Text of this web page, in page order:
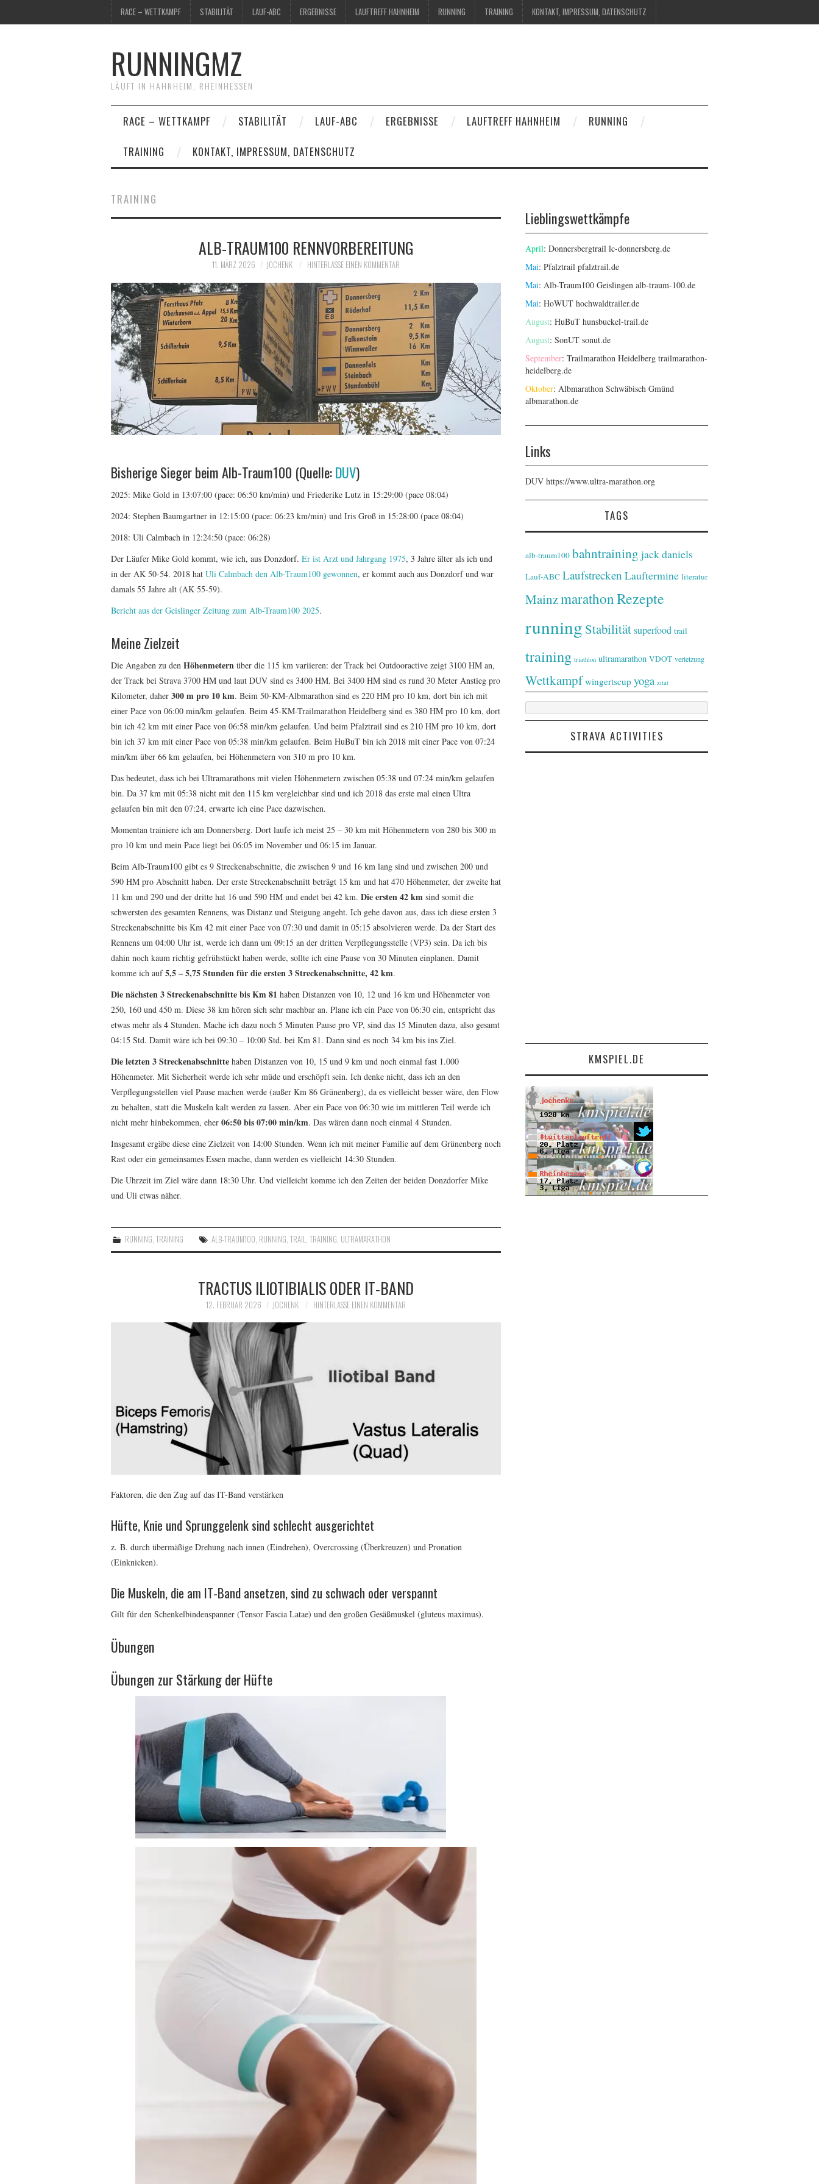
RACE – WETTKAMPF STABILITÄT LAUF-ABC ERGEBNISSE LAUFTREFF HAHNHEIM RUNNING TRAINING KONTAKT, IMPRESSUM, DATENSCHUTZ
RUNNINGMZ
LÄUFT IN HAHNHEIM, RHEINHESSEN
RACE – WETTKAMPF STABILITÄT LAUF-ABC ERGEBNISSE LAUFTREFF HAHNHEIM
RUNNING
TRAINING
KONTAKT, IMPRESSUM, DATENSCHUTZ
TRAINING
ALB-TRAUM100 RENNVORBEREITUNG
11. MÄRZ 2026 JOCHENK HINTERLASSE EINEN KOMMENTAR
Bisherige Sieger beim Alb-Traum100 (Quelle:DUV)
2025: Mike Gold in 13:07:00 (pace: 06:50 km/min) und Friederike Lutz in 15:29:00 (pace 08:04)
2024: Stephen Baumgartner in 12:15:00 (pace: 06:23 km/min) und Iris Groß in 15:28:00 (pace 08:04)
2018: Uli Calmbach in 12:24:50 (pace: 06:28)
Der Läufer Mike Gold kommt, wie ich, aus Donzdorf. Er ist Arzt und Jahrgang 1975, 3 Jahre älter als ich und
in der AK 50-54. 2018 hat Uli Calmbach den Alb-Traum100 gewonnen, er kommt auch aus Donzdorf und war
damals 55 Jahre alt (AK 55-59).
Bericht aus der Geislinger Zeitung zum Alb-Traum100 2025.
Meine Zielzeit
Die Angaben zu den Höhenmetern über die 115 km variieren: der Track bei Outdooractive zeigt 3100 HM an,
der Track bei Strava 3700 HM und laut DUV sind es 3400 HM. Bei 3400 HM sind es rund 30 Meter Anstieg pro
Kilometer, daher 300 m pro 10 km. Beim 50-KM-Albmarathon sind es 220 HM pro 10 km, dort bin ich mit
einer Pace von 06:00 min/km gelaufen. Beim 45-KM-Trailmarathon Heidelberg sind es 380 HM pro 10 km, dort
bin ich 42 km mit einer Pace von 06:58 min/km gelaufen. Und beim Pfalztrail sind es 210 HM pro 10 km, dort
bin ich 37 km mit einer Pace von 05:38 min/km gelaufen. Beim HuBuT bin ich 2018 mit einer Pace von 07:24
min/km über 66 km gelaufen, bei Höhenmetern von 310 m pro 10 km.
Das bedeutet, dass ich bei Ultramarathons mit vielen Höhenmetern zwischen 05:38 und 07:24 min/km gelaufen
bin. Da 37 km mit 05:38 nicht mit den 115 km vergleichbar sind und ich 2018 das erste mal einen Ultra
gelaufen bin mit den 07:24, erwarte ich eine Pace dazwischen.
Momentan trainiere ich am Donnersberg. Dort laufe ich meist 25 – 30 km mit Höhenmetern von 280 bis 300 m
pro 10 km und mein Pace liegt bei 06:05 im November und 06:15 im Januar.
Beim Alb-Traum100 gibt es 9 Streckenabschnitte, die zwischen 9 und 16 km lang sind und zwischen 200 und
590 HM pro Abschnitt haben. Der erste Streckenabschnitt beträgt 15 km und hat 470 Höhenmeter, der zweite hat
11 km und 290 und der dritte hat 16 und 590 HM und endet bei 42 km. Die ersten 42 km sind somit die
schwersten des gesamten Rennens, was Distanz und Steigung angeht. Ich gehe davon aus, dass ich diese ersten 3
Streckenabschnitte bis Km 42 mit einer Pace von 07:30 und damit in 05:15 absolvieren werde. Da der Start des
Rennens um 04:00 Uhr ist, werde ich dann um 09:15 an der dritten Verpflegungsstelle (VP3) sein. Da ich bis
dahin noch kaum richtig gefrühstückt haben werde, sollte ich eine Pause von 30 Minuten einplanen. Damit
komme ich auf5,5 – 5,75 Stunden für die ersten 3 Streckenabschnitte, 42 km.
Die nächsten 3 Streckenabschnitte bis Km 81 haben Distanzen von 10, 12 und 16 km und Höhenmeter von
250, 160 und 450 m. Diese 38 km hören sich sehr machbar an. Plane ich ein Pace von 06:30 ein, entspricht das
etwas mehr als 4 Stunden. Mache ich dazu noch 5 Minuten Pause pro VP, sind das 15 Minuten dazu, also gesamt
04:15 Std. Damit wäre ich bei 09:30 – 10:00 Std. bei Km 81. Dann sind es noch 34 km bis ins Ziel.
Die letzten 3 Streckenabschnitte haben Distanzen von 10, 15 und 9 km und noch einmal fast 1.000
Höhenmeter. Mit Sicherheit werde ich sehr müde und erschöpft sein. Ich denke nicht, dass ich an den
Verpflegungsstellen viel Pause machen werde (außer Km 86 Grünenberg), da es vielleicht besser wäre, den Flow
zu behalten, statt die Muskeln kalt werden zu lassen. Aber ein Pace von 06:30 wie im mittleren Teil werde ich
nicht mehr hinbekommen, eher 06:50 bis 07:00 min/km. Das wären dann noch einmal 4 Stunden.
Insgesamt ergäbe diese eine Zielzeit von 14:00 Stunden. Wenn ich mit meiner Familie auf dem Grünenberg noch
Rast oder ein gemeinsames Essen mache, dann werden es vielleicht 14:30 Stunden.
Die Uhrzeit im Ziel wäre dann 18:30 Uhr. Und vielleicht komme ich den Zeiten der beiden Donzdorfer Mike
und Uli etwas näher.
RUNNING,TRAINING ALB-TRAUM100, RUNNING,TRAIL,TRAINING, ULTRAMARATHON
TRACTUS ILIOTIBIALIS ODER IT-BAND
12. FEBRUAR 2026 JOCHENK HINTERLASSE EINEN KOMMENTAR
Faktoren, die den Zug auf das IT-Band verstärken
Hüfte, Knie und Sprunggelenk sind schlecht ausgerichtet
z. B. durch übermäßige Drehung nach innen (Eindrehen), Overcrossing (Überkreuzen) und Pronation
(Einknicken).
Die Muskeln, die am IT-Band ansetzen, sind zu schwach oder verspannt
Gilt für den Schenkelbindenspanner (Tensor Fascia Latae) und den großen Gesäßmuskel (gluteus maximus).
Übungen
Übungen zur Stärkung der Hüfte
Lieblingswettkämpfe
April: Donnersbergtrail lc-donnersberg.de
Mai: Pfalztrail pfalztrail.de
Mai: Alb-Traum100 Geislingen alb-traum-100.de
Mai: HoWUT hochwaldtrailer.de
August: HuBuT hunsbuckel-trail.de
August: SonUT sonut.de
September: Trailmarathon Heidelberg trailmarathon-
heidelberg.de
Oktober: Albmarathon Schwäbisch Gmünd
albmarathon.de
Links
DUV https://www.ultra-marathon.org
TAGS
alb-traum100 bahntraining jack daniels
Lauf-ABC Laufstrecken Lauftermine literatur
MainzmarathonRezepte
running Stabilitätsuperfood trail
training triathlon ultramarathon VDOT verletzung
Wettkampf wingertscup yoga zitat
STRAVA ACTIVITIES
KMSPIEL.DE